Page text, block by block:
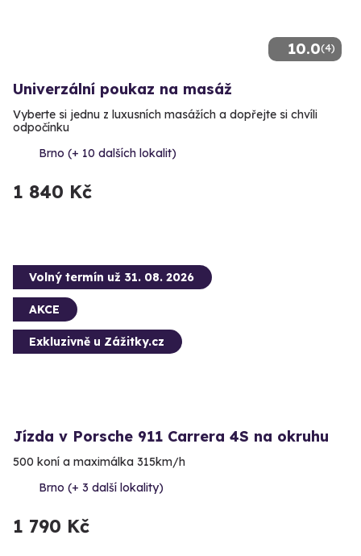
10.0(4)
Univerzální poukaz na masáž
Vyberte si jednu z luxusních masážích a dopřejte si chvíli
odpočínku
Brno (+ 10 dalších lokalit)
1 840 Kč
Volný termín už 31. 08. 2026
AKCE
Exkluzivně u Zážitky.cz
Jízda v Porsche 911 Carrera 4S na okruhu
500 koní a maximálka 315km/h
Brno (+ 3 další lokality)
1 790 Kč